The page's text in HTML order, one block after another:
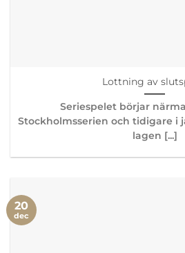
Lottning av
Seriespelet börjar
Stockholmsserien och tidigare i
lagen [...]
20
dec